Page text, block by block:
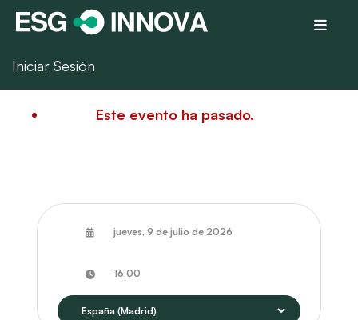
Iniciar Sesión
Este evento ha pasado.
jueves, 9 de julio de 2026
16:00